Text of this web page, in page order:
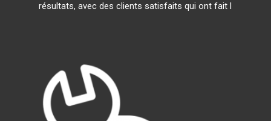
résultats, avec des clients satisfaits qui ont fait l